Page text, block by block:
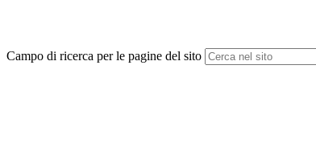
Campo di ricerca per le pagine del sito